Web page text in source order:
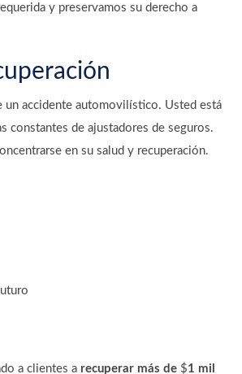
y preservamos su derecho a
un accidente automovilístico. Usted está
constantes de ajustadores de seguros.
en su salud y recuperación.
a clientes a recuperar más de $1 mil